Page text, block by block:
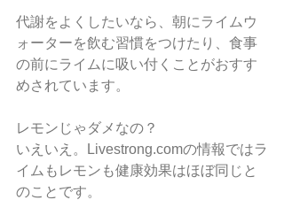
代謝をよくしたいなら、朝にライムウ
ォーターを飲む習慣をつけたり、食事
の前にライムに吸い付くことがおすす
めされています。
レモンじゃダメなの？
いえいえ。Livestrong.comの情報ではラ
イムもレモンも健康効果はほぼ同じと
のことです。